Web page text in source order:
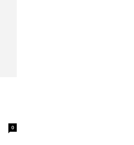
0